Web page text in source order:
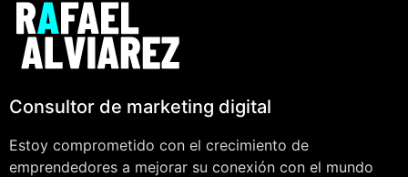
Consultor de marketing digital
Estoy comprometido con el crecimiento de
emprendedores a mejorar su conexión con el mundo